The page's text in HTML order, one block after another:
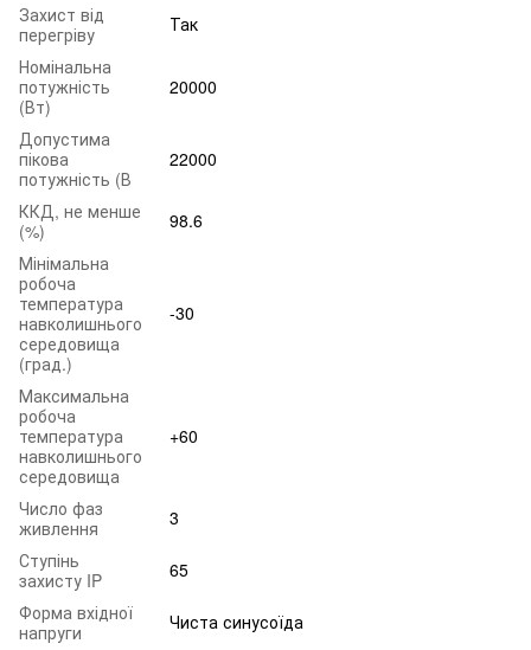
Захист від
перегріву
Так
Номінальна
потужність
(Вт)
20000
Допустима
пікова
потужність (В
22000
ККД, не менше
(%)
98.6
Мінімальна
робоча
температура
навколишнього
середовища
(град.)
-30
Максимальна
робоча
температура
навколишнього
середовища
+60
Число фаз
живлення
3
Ступінь
захисту IP
65
Форма вхідної
напруги
Чиста синусоїда